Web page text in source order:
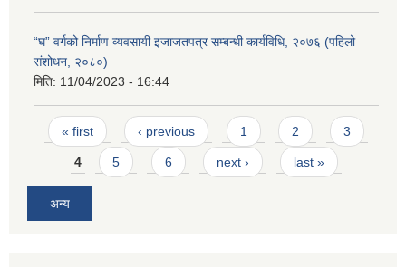
“घ” वर्गको निर्माण व्यवसायी इजाजतपत्र सम्बन्धी कार्यविधि, २०७६ (पहिलो
संशोधन, २०८०)
मिति: 11/04/2023 - 16:44
Pages
« first ‹ previous 1 2 3
4 5 6 next › last »
अन्य